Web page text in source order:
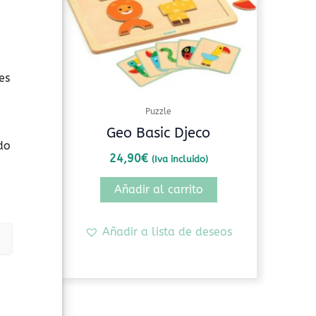
Puzzle
Geo Basic Djeco
24,90€ (Iva incluido)
Añadir al carrito
Añadir a lista de deseos